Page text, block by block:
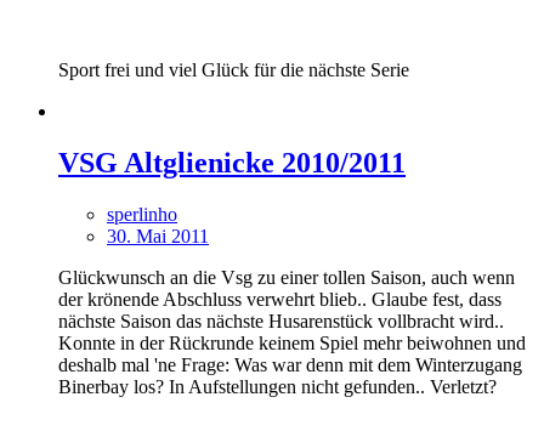
Sport frei und viel Glück für die nächste Serie
VSG Altglienicke 2010/2011
sperlinho
30. Mai 2011
Glückwunsch an die Vsg zu einer tollen Saison, auch wenn
der krönende Abschluss verwehrt blieb.. Glaube fest, dass
nächste Saison das nächste Husarenstück vollbracht wird..
Konnte in der Rückrunde keinem Spiel mehr beiwohnen und
deshalb mal 'ne Frage: Was war denn mit dem Winterzugang
Binerbay los? In Aufstellungen nicht gefunden.. Verletzt?